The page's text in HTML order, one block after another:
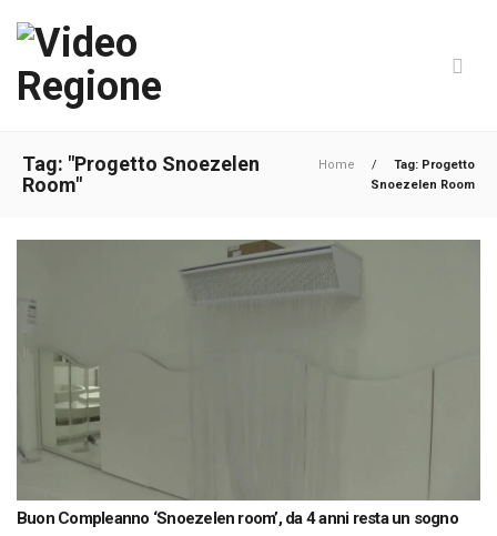
Tag: "Progetto Snoezelen
Room"
Home /
Tag: Progetto
Snoezelen Room
Buon Compleanno ‘Snoezelen room’, da 4 anni resta un sogno